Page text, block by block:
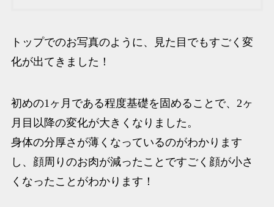
トップでのお写真のように、見た目でもすごく変
化が出てきました！
初めの1ヶ月である程度基礎を固めることで、2ヶ
月目以降の変化が大きくなりました。
身体の分厚さが薄くなっているのがわかります
し、顔周りのお肉が減ったことですごく顔が小さ
くなったことがわかります！